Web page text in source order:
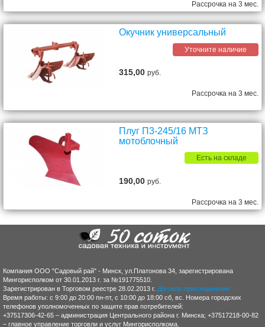
Рассрочка на 3 мес.
Окучник универсальный
Уточните наличие
315,00руб.
Рассрочка на 3 мес.
Плуг П3-245/16 МТЗ
мотоблочный
Есть на складе
190,00руб.
Рассрочка на 3 мес.
Компания ООО "Садовый рай" - Минск, ул.Платонова 34, зарегистрирована
Мингорисполком от 30.01.2013 г. за №191775510.
Зарегистрирован в Торговом реестре 28.02.2013 г. Договор присоединения
Время работы: с 9:00 до 20:00 пн-пт, с 10:00 до 18:00 сб, вс. Номера городских
телефонов уполномоченных по защите прав потребителей:
+37517306-42-65 – администрация Центрального района г. Минска; +37517218-00-82
– главное управление торговли и услуг Мингорисполкома.